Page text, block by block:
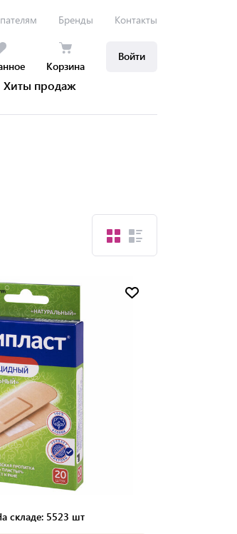
Бренды Контакты
Корзина
Войти
Хиты продаж
На складе: 5523 шт